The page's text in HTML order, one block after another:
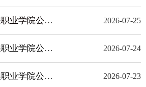
2026年度青岛工程职业学院公开招聘工作人员考试总成绩及考察体检公告 2026-07-25
2026年度青岛工程职业学院公开招聘工作人员面试成绩公告 2026-07-24
2026年度青岛工程职业学院公开招聘工作人员现场资格审核合格人员名单公告（递补） 2026-07-23